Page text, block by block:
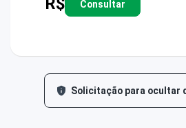
Consultar
Solicitação para ocultar